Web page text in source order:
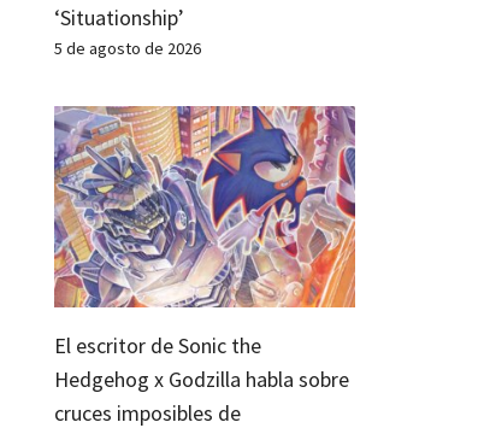
‘Situationship’
5 de agosto de 2026
El escritor de Sonic the
Hedgehog x Godzilla habla sobre
cruces imposibles de